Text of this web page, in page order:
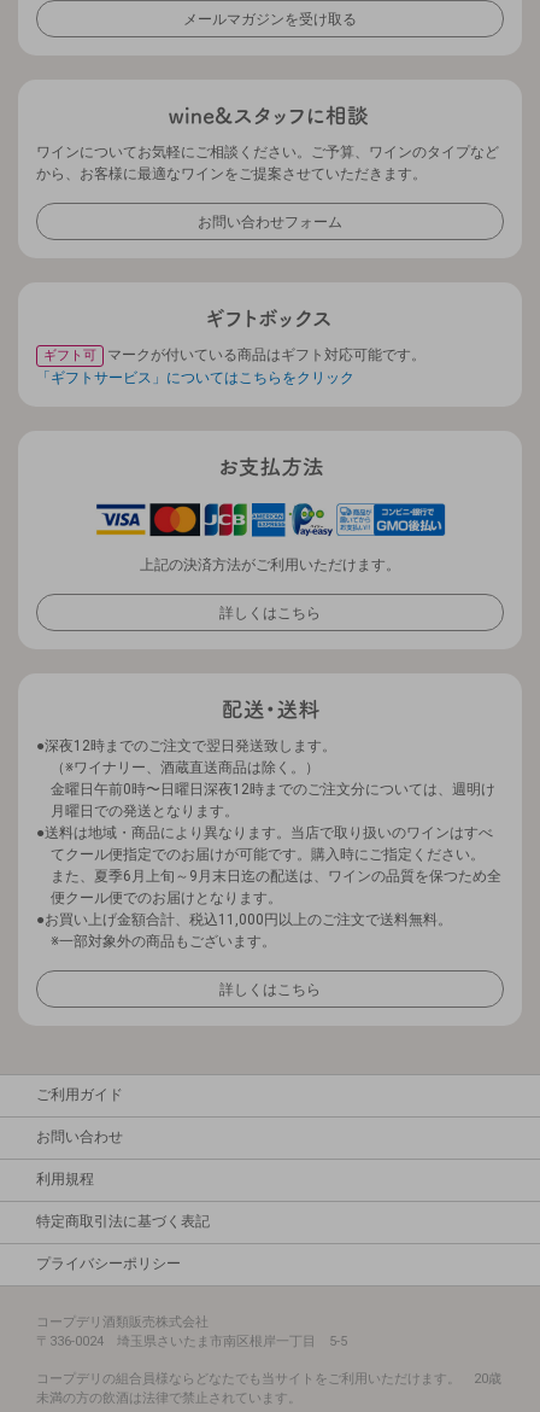
メールマガジンを受け取る
ワインについてお気軽にご相談ください。ご予算、ワインのタイプなど
から、お客様に最適なワインをご提案させていただきます。
お問い合わせフォーム
ギフト可
マークが付いている商品はギフト対応可能です。
「ギフトサービス」についてはこちらをクリック
上記の決済方法がご利用いただけます。
詳しくはこちら
深夜12時までのご注文で翌日発送致します。
（※ワイナリー、酒蔵直送商品は除く。）
金曜日午前0時〜日曜日深夜12時までのご注文分については、週明け
月曜日での発送となります。
送料は地域・商品により異なります。当店で取り扱いのワインはすべ
てクール便指定でのお届けが可能です。購入時にご指定ください。
また、夏季6月上旬～9月末日迄の配送は、ワインの品質を保つため全
便クール便でのお届けとなります。
お買い上げ金額合計、税込11,000円以上のご注文で送料無料。
※一部対象外の商品もございます。
詳しくはこちら
ご利用ガイド
お問い合わせ
利用規程
特定商取引法に基づく表記
プライバシーポリシー
コープデリ酒類販売株式会社
〒336-0024 埼玉県さいたま市南区根岸一丁目 5-5
コープデリの組合員様ならどなたでも当サイトをご利用いただけます。 20歳
未満の方の飲酒は法律で禁止されています。